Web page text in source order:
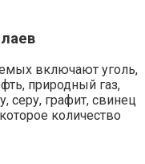
включают уголь,
природный газ,
серу, графит, свинец
количество